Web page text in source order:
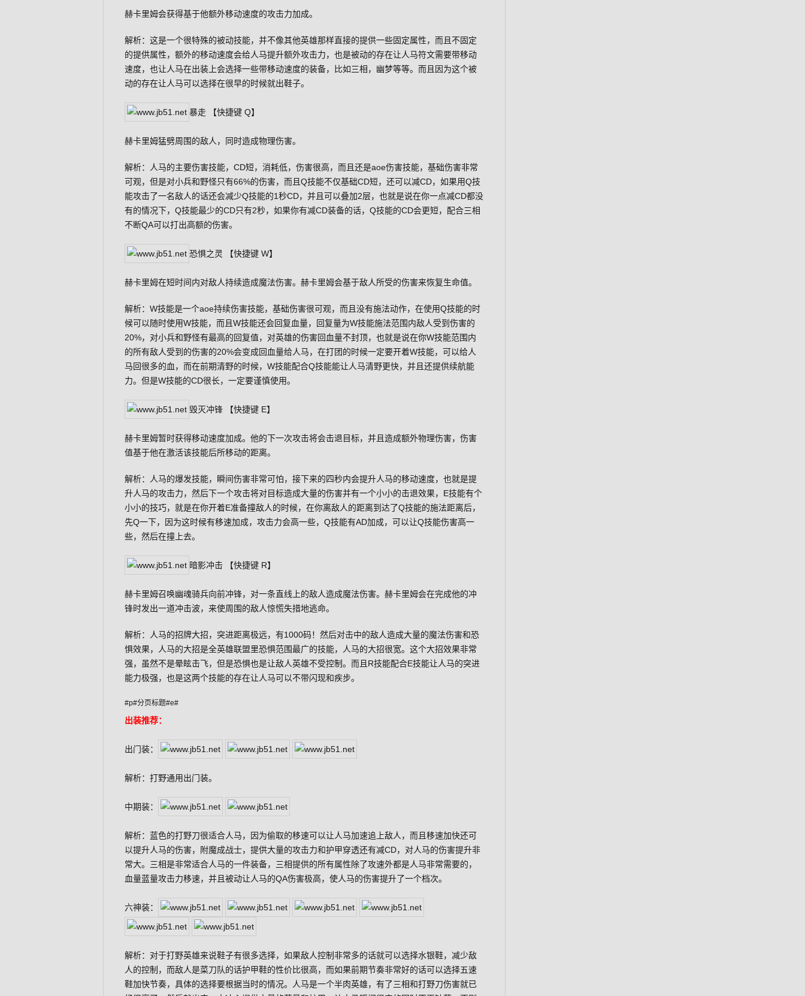
赫卡里姆会获得基于他额外移动速度的攻击力加成。
解析：这是一个很特殊的被动技能，并不像其他英雄那样直接的提供一些固定属性，而且不固定
的提供属性，额外的移动速度会给人马提升额外攻击力，也是被动的存在让人马符文需要带移动
速度，也让人马在出装上会选择一些带移动速度的装备，比如三相，幽梦等等。而且因为这个被
动的存在让人马可以选择在很早的时候就出鞋子。
暴走 【快捷键 Q】
赫卡里姆猛劈周围的敌人，同时造成物理伤害。
解析：人马的主要伤害技能，CD短，消耗低，伤害很高，而且还是aoe伤害技能，基础伤害非常
可观，但是对小兵和野怪只有66%的伤害，而且Q技能不仅基础CD短，还可以减CD，如果用Q技
能攻击了一名敌人的话还会减少Q技能的1秒CD，并且可以叠加2层，也就是说在你一点减CD都没
有的情况下，Q技能最少的CD只有2秒，如果你有减CD装备的话，Q技能的CD会更短，配合三相
不断QA可以打出高额的伤害。
恐惧之灵 【快捷键 W】
赫卡里姆在短时间内对敌人持续造成魔法伤害。赫卡里姆会基于敌人所受的伤害来恢复生命值。
解析：W技能是一个aoe持续伤害技能，基础伤害很可观，而且没有施法动作，在使用Q技能的时
候可以随时使用W技能，而且W技能还会回复血量，回复量为W技能施法范围内敌人受到伤害的
20%，对小兵和野怪有最高的回复值，对英雄的伤害回血量不封顶，也就是说在你W技能范围内
的所有敌人受到的伤害的20%会变成回血量给人马，在打团的时候一定要开着W技能，可以给人
马回很多的血，而在前期清野的时候，W技能配合Q技能能让人马清野更快，并且还提供续航能
力。但是W技能的CD很长，一定要谨慎使用。
毁灭冲锋 【快捷键 E】
赫卡里姆暂时获得移动速度加成。他的下一次攻击将会击退目标，并且造成额外物理伤害，伤害
值基于他在激活该技能后所移动的距离。
解析：人马的爆发技能，瞬间伤害非常可怕，接下来的四秒内会提升人马的移动速度，也就是提
升人马的攻击力，然后下一个攻击将对目标造成大量的伤害并有一个小小的击退效果，E技能有个
小小的技巧，就是在你开着E准备撞敌人的时候，在你离敌人的距离到达了Q技能的施法距离后，
先Q一下，因为这时候有移速加成，攻击力会高一些，Q技能有AD加成，可以让Q技能伤害高一
些，然后在撞上去。
暗影冲击 【快捷键 R】
赫卡里姆召唤幽魂骑兵向前冲锋，对一条直线上的敌人造成魔法伤害。赫卡里姆会在完成他的冲
锋时发出一道冲击波，来使周围的敌人惊慌失措地逃命。
解析：人马的招牌大招，突进距离极远，有1000码！然后对击中的敌人造成大量的魔法伤害和恐
惧效果，人马的大招是全英雄联盟里恐惧范围最广的技能，人马的大招很宽。这个大招效果非常
强，虽然不是晕眩击飞，但是恐惧也是让敌人英雄不受控制。而且R技能配合E技能让人马的突进
能力极强，也是这两个技能的存在让人马可以不带闪现和疾步。
#p#分页标题#e#
出装推荐：
出门装：
解析：打野通用出门装。
中期装：
解析：蓝色的打野刀很适合人马，因为偷取的移速可以让人马加速追上敌人，而且移速加快还可
以提升人马的伤害，附魔成战士，提供大量的攻击力和护甲穿透还有减CD，对人马的伤害提升非
常大。三相是非常适合人马的一件装备，三相提供的所有属性除了攻速外都是人马非常需要的，
血量蓝量攻击力移速，并且被动让人马的QA伤害极高，使人马的伤害提升了一个档次。
六神装：
解析：对于打野英雄来说鞋子有很多选择，如果敌人控制非常多的话就可以选择水银鞋，减少敌
人的控制，而敌人是菜刀队的话护甲鞋的性价比很高，而如果前期节奏非常好的话可以选择五速
鞋加快节奏，具体的选择要根据当时的情况。人马是一个半肉英雄，有了三相和打野刀伤害就已